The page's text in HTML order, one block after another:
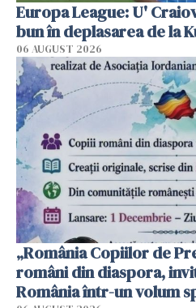
Europa League: U'
bun în deplasarea de la
06 AUGUST 2026
„România Copiilor de
români din diaspora,
România într-un volum